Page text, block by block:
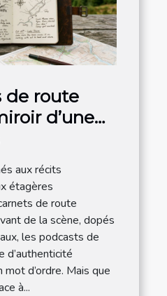
de route
d’une
aux récits
étagères
de route
de la scène, dopés
les podcasts de
d’authenticité
d’ordre. Mais que
à...